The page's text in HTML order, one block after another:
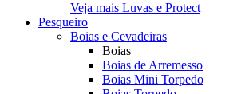
Veja mais Luvas e Protect
Pesqueiro
Boias e Cevadeiras
Boias
Boias de Arremesso
Boias Mini Torpedo